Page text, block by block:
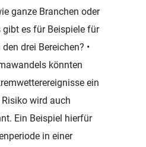
ganze Branchen oder
gibt es für Beispiele für
drei Bereichen? •
könnten
ein
wird auch
Ein Beispiel hierfür
in einer